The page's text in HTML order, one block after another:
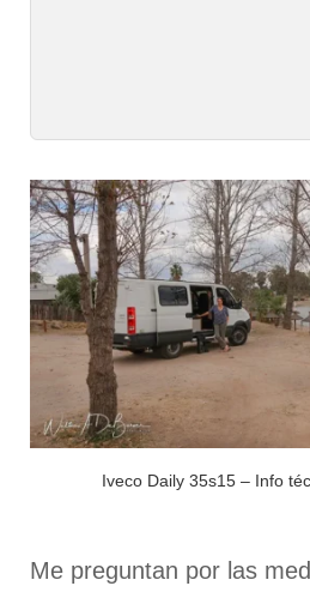
Iveco Daily 35s15 – Info
Me preguntan por las